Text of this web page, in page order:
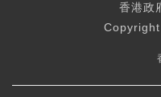
香港政